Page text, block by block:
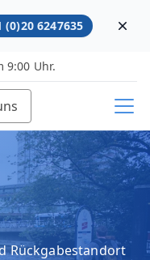
(0)20 6247635
9:00 Uhr.
Rückgabestandort